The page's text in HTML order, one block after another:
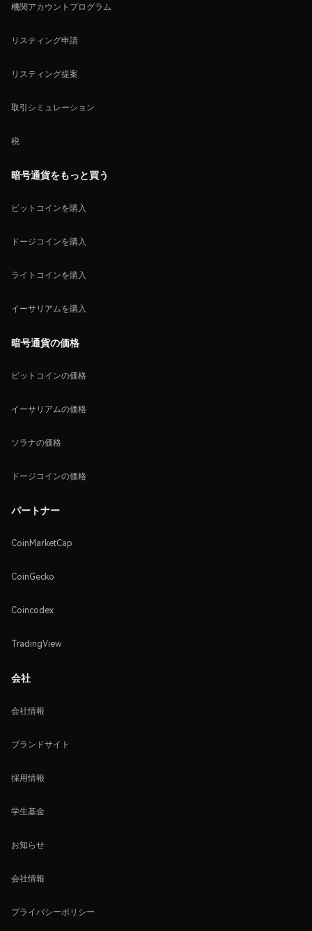
機関アカウントプログラム
リスティング申請
リスティング提案
取引シミュレーション
税
暗号通貨をもっと買う
ビットコインを購入
ドージコインを購入
ライトコインを購入
イーサリアムを購入
暗号通貨の価格
ビットコインの価格
イーサリアムの価格
ソラナの価格
ドージコインの価格
パートナー
CoinMarketCap
CoinGecko
Coincodex
TradingView
会社
会社情報
ブランドサイト
採用情報
学生基金
お知らせ
会社情報
プライバシーポリシー